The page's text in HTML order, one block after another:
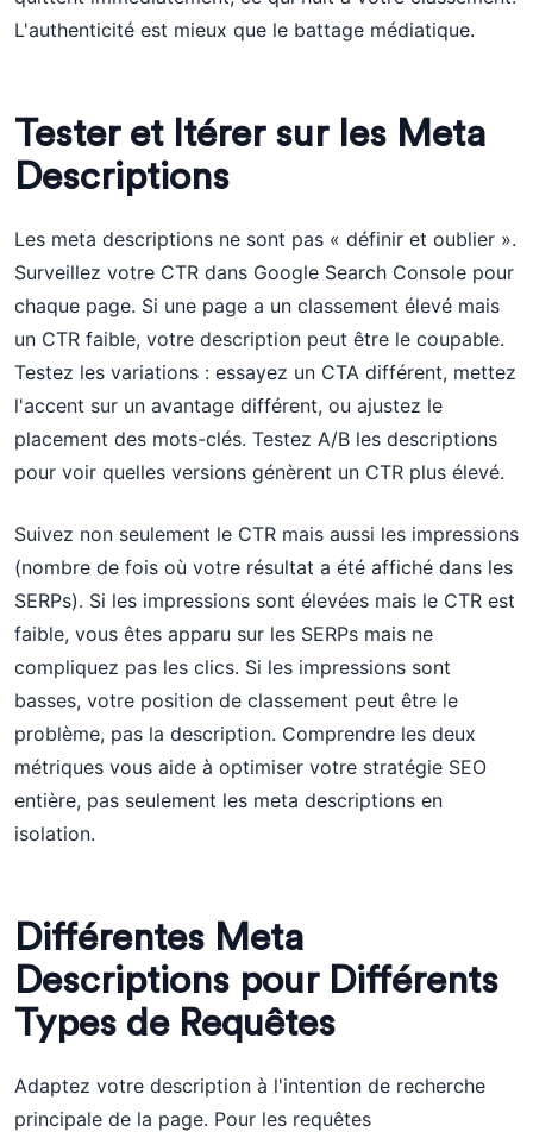
L'authenticité est mieux que le battage médiatique.
Tester et Itérer sur les Meta
Descriptions
Les meta descriptions ne sont pas « définir et oublier ».
Surveillez votre CTR dans Google Search Console pour
chaque page. Si une page a un classement élevé mais
un CTR faible, votre description peut être le coupable.
Testez les variations : essayez un CTA différent, mettez
l'accent sur un avantage différent, ou ajustez le
placement des mots-clés. Testez A/B les descriptions
pour voir quelles versions génèrent un CTR plus élevé.
Suivez non seulement le CTR mais aussi les impressions
(nombre de fois où votre résultat a été affiché dans les
SERPs). Si les impressions sont élevées mais le CTR est
faible, vous êtes apparu sur les SERPs mais ne
compliquez pas les clics. Si les impressions sont
basses, votre position de classement peut être le
problème, pas la description. Comprendre les deux
métriques vous aide à optimiser votre stratégie SEO
entière, pas seulement les meta descriptions en
isolation.
Différentes Meta
Descriptions pour Différents
Types de Requêtes
Adaptez votre description à l'intention de recherche
principale de la page. Pour les requêtes